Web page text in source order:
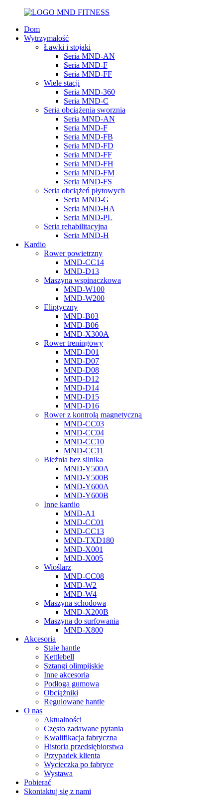
Dom
Wytrzymałość
Ławki i stojaki
Seria MND-AN
Seria MND-F
Seria MND-FF
Wiele stacji
Seria MND-360
Seria MND-C
Seria obciążenia sworznia
Seria MND-AN
Seria MND-F
Seria MND-FB
Seria MND-FD
Seria MND-FF
Seria MND-FH
Seria MND-FM
Seria MND-FS
Seria obciążeń płytowych
Seria MND-G
Seria MND-HA
Seria MND-PL
Seria rehabilitacyjna
Seria MND-H
Kardio
Rower powietrzny
MND-CC14
MND-D13
Maszyna wspinaczkowa
MND-W100
MND-W200
Eliptyczny
MND-B03
MND-B06
MND-X300A
Rower treningowy
MND-D01
MND-D07
MND-D08
MND-D12
MND-D14
MND-D15
MND-D16
Rower z kontrolą magnetyczną
MND-CC03
MND-CC04
MND-CC10
MND-CC11
Bieżnia bez silnika
MND-Y500A
MND-Y500B
MND-Y600A
MND-Y600B
Inne kardio
MND-A1
MND-CC01
MND-CC13
MND-TXD180
MND-X001
MND-X005
Wioślarz
MND-CC08
MND-W2
MND-W4
Maszyna schodowa
MND-X200B
Maszyna do surfowania
MND-X800
Akcesoria
Stałe hantle
Kettlebell
Sztangi olimpijskie
Inne akcesoria
Podłoga gumowa
Obciążniki
Regulowane hantle
O nas
Aktualności
Często zadawane pytania
Kwalifikacja fabryczna
Historia przedsiębiorstwa
Przypadek klienta
Wycieczka po fabryce
Wystawa
Pobierać
Skontaktuj się z nami